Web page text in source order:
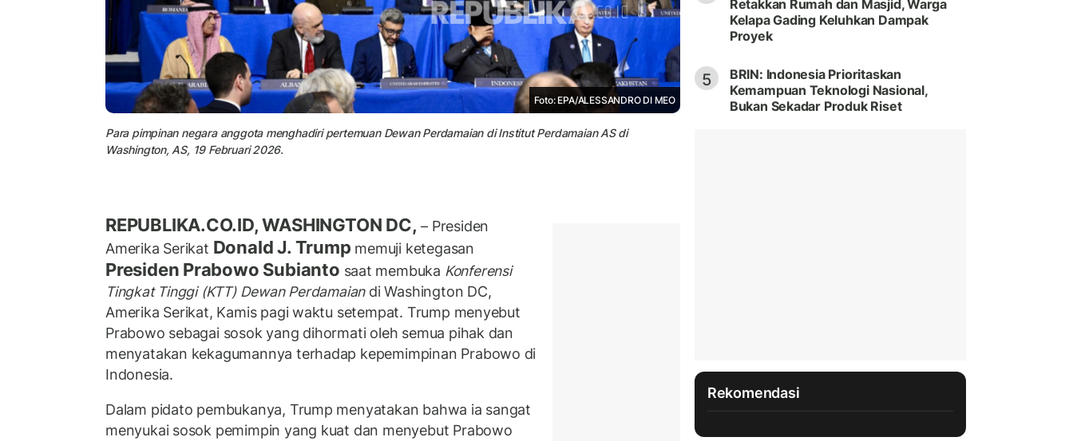
Foto: EPA/ALESSANDRO DI MEO
Para pimpinan negara anggota menghadiri pertemuan Dewan Perdamaian di Institut Perdamaian AS di
Washington, AS, 19 Februari 2026.
REPUBLIKA.CO.ID, WASHINGTON DC, – Presiden
Amerika Serikat Donald J. Trump memuji ketegasan
Presiden Prabowo Subianto saat membuka Konferensi
Tingkat Tinggi (KTT) Dewan Perdamaiandi Washington DC,
Amerika Serikat, Kamis pagi waktu setempat. Trump menyebut
Prabowo sebagai sosok yang dihormati oleh semua pihak dan
menyatakan kekagumannya terhadap kepemimpinan Prabowo di
Indonesia.
Dalam pidato pembukanya, Trump menyatakan bahwa ia sangat
menyukai sosok pemimpin yang kuat dan menyebut Prabowo
Retakkan Rumah dan Masjid, Warga
Kelapa Gading Keluhkan Dampak
Proyek
5
BRIN: Indonesia Prioritaskan
Kemampuan Teknologi Nasional,
Bukan Sekadar Produk Riset
Rekomendasi